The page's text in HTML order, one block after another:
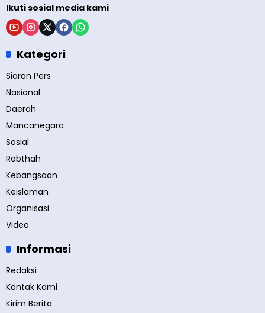
Ikuti sosial media kami
Kategori
Siaran Pers
Nasional
Daerah
Mancanegara
Sosial
Rabthah
Kebangsaan
Keislaman
Organisasi
Video
Informasi
Redaksi
Kontak Kami
Kirim Berita